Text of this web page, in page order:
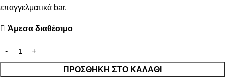
επαγγελματικά bar.
Άμεσα διαθέσιμο
ΠΡΟΣΘΉΚΗ ΣΤΟ ΚΑΛΆΘΙ